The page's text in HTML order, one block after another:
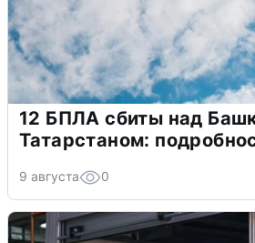
12 БПЛА сбиты над
Татарстаном:
9 августа 0